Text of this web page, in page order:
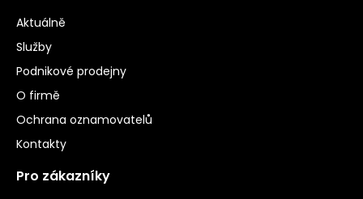
Aktuálně
Služby
Podnikové prodejny
O firmě
Ochrana oznamovatelů
Kontakty
Pro zákazníky